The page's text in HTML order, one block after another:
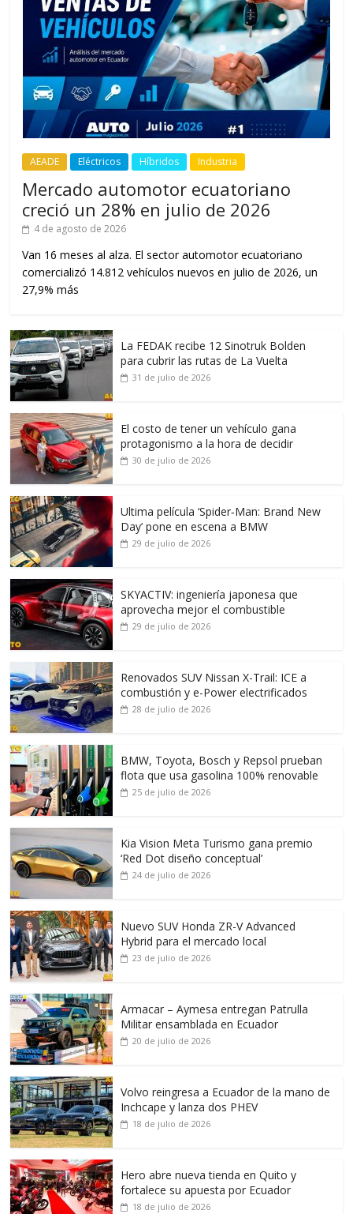
AEADE Eléctricos Híbridos Industria
Mercado automotor ecuatoriano
creció un 28% en julio de 2026
4 de agosto de 2026
Van 16 meses al alza. El sector automotor ecuatoriano
comercializó 14.812 vehículos nuevos en julio de 2026, un
27,9% más
La FEDAK recibe 12 Sinotruk Bolden
para cubrir las rutas de La Vuelta
31 de julio de 2026
El costo de tener un vehículo gana
protagonismo a la hora de decidir
30 de julio de 2026
Ultima película ‘Spider‑Man: Brand New
Day’ pone en escena a BMW
29 de julio de 2026
SKYACTIV: ingeniería japonesa que
aprovecha mejor el combustible
29 de julio de 2026
Renovados SUV Nissan X-Trail: ICE a
combustión y e-Power electrificados
28 de julio de 2026
BMW, Toyota, Bosch y Repsol prueban
flota que usa gasolina 100% renovable
25 de julio de 2026
Kia Vision Meta Turismo gana premio
‘Red Dot diseño conceptual’
24 de julio de 2026
Nuevo SUV Honda ZR-V Advanced
Hybrid para el mercado local
23 de julio de 2026
Armacar – Aymesa entregan Patrulla
Militar ensamblada en Ecuador
20 de julio de 2026
Volvo reingresa a Ecuador de la mano de
Inchcape y lanza dos PHEV
18 de julio de 2026
Hero abre nueva tienda en Quito y
fortalece su apuesta por Ecuador
18 de julio de 2026